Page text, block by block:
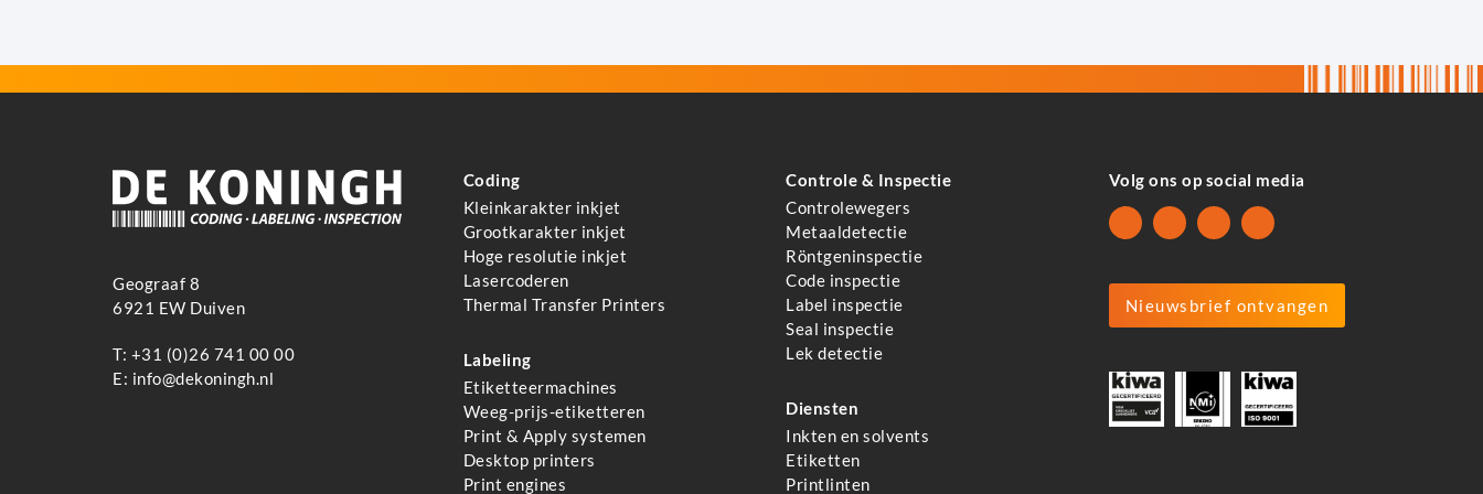
Geograaf 8
6921 EW Duiven
T: +31 (0)26 741 00 00
E: info@dekoningh.nl
Coding
Kleinkarakter inkjet
Grootkarakter inkjet
Hoge resolutie inkjet
Lasercoderen
Thermal Transfer Printers
Labeling
Etiketteermachines
Weeg-prijs-etiketteren
Print & Apply systemen
Desktop printers
Print engines
Controle & Inspectie
Controlewegers
Metaaldetectie
Röntgeninspectie
Code inspectie
Label inspectie
Seal inspectie
Lek detectie
Diensten
Inkten en solvents
Etiketten
Printlinten
Volg ons op social media
Nieuwsbrief ontvangen